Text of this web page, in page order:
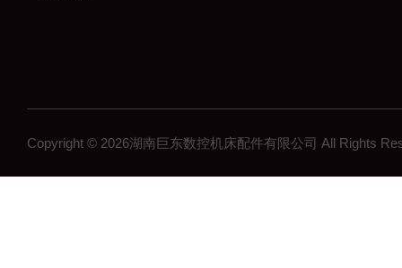
Copyright © 2026湖南巨东数控机床配件有限公司 All Rights